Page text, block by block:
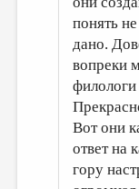
понять
дано.
вопреки
Вот они
ответ на
гору